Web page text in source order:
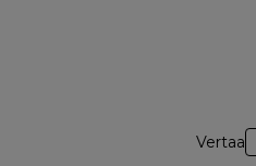
Vertaa